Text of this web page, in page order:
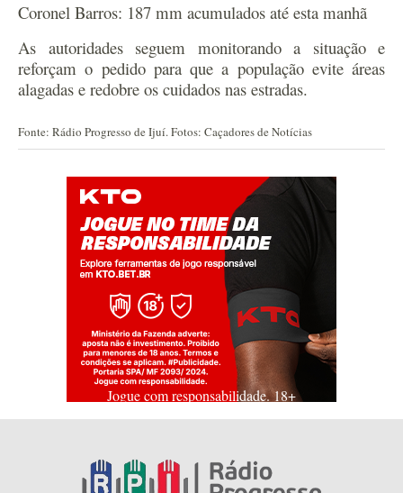
Coronel Barros: 187 mm acumulados até esta manhã
As autoridades seguem monitorando a situação e
reforçam o pedido para que a população evite áreas
alagadas e redobre os cuidados nas estradas.
Fonte: Rádio Progresso de Ijuí. Fotos: Caçadores de Notícias
Jogue com responsabilidade. 18+